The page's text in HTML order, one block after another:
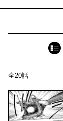
全20話